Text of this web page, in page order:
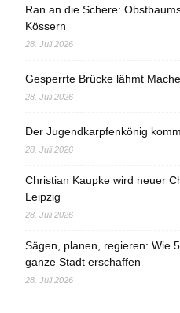
Ran an die Schere:
Kössern
28. Juli 2026
Gesperrte Brücke lähmt
28. Juli 2026
Der Jugendkarpfenkönig
28. Juli 2026
Christian Kaupke wird neuer
Leipzig
28. Juli 2026
Sägen, planen, regieren: Wie
ganze Stadt erschaffen
28. Juli 2026